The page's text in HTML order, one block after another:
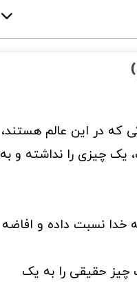
که در این عالم هستند،
یک چیزی را نداشته و به
خدا نسبت داده و افاضه
چیز حقیقی را به یک